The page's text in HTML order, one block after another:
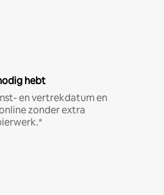
hebt
en vertrekdatum en
zonder extra